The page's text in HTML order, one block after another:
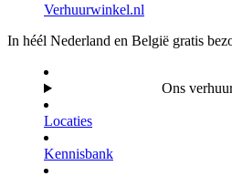
Verhuurwinkel.nl
In héél Nederland en België gratis
Ons
Locaties
Kennisbank